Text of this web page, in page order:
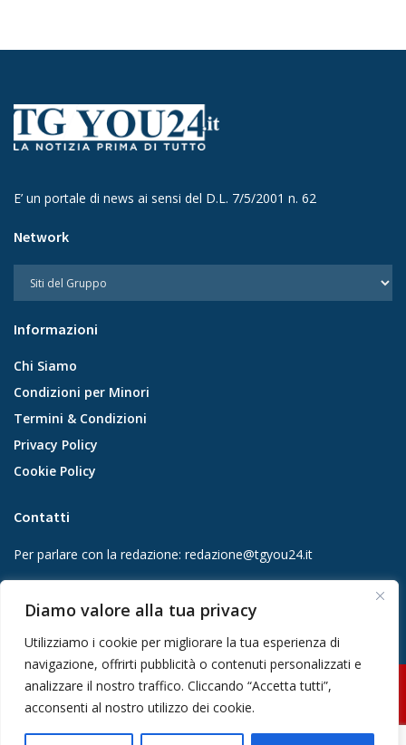
Diamo valore alla tua privacy
Utilizziamo i cookie per migliorare la tua esperienza di
navigazione, offrirti pubblicità o contenuti personalizzati e
analizzare il nostro traffico. Cliccando “Accetta tutti”,
acconsenti al nostro utilizzo dei cookie.
E’ un portale di news ai sensi del D.L. 7/5/2001 n. 62
Network
Informazioni
Chi Siamo
Condizioni per Minori
Termini & Condizioni
Privacy Policy
Cookie Policy
Contatti
Per parlare con la redazione: redazione@tgyou24.it
03234710642 | C.F: MSSGLC89D15L483O | REA: AV - 313130 | Domicilio